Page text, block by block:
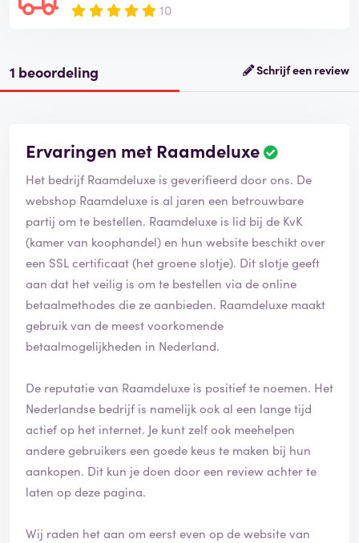
10
1 beoordeling Schrijf een review
Ervaringen met Raamdeluxe
Het bedrijf Raamdeluxe is geverifieerd door ons. De
webshop Raamdeluxe is al jaren een betrouwbare
partij om te bestellen. Raamdeluxe is lid bij de KvK
(kamer van koophandel) en hun website beschikt over
een SSL certificaat (het groene slotje). Dit slotje geeft
aan dat het veilig is om te bestellen via de online
betaalmethodes die ze aanbieden. Raamdeluxe maakt
gebruik van de meest voorkomende
betaalmogelijkheden in Nederland.
De reputatie van Raamdeluxe is positief te noemen. Het
Nederlandse bedrijf is namelijk ook al een lange tijd
actief op het internet. Je kunt zelf ook meehelpen
andere gebruikers een goede keus te maken bij hun
aankopen. Dit kun je doen door een review achter te
laten op deze pagina.
Wij raden het aan om eerst even op de website van